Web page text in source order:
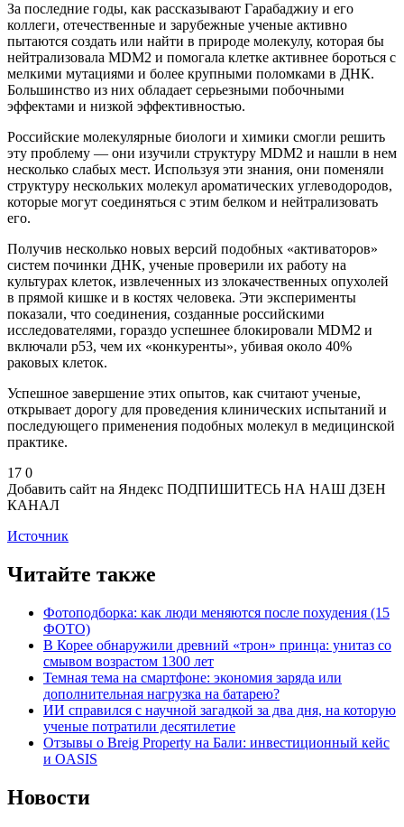
За последние годы, как рассказывают Гарабаджиу и его
коллеги, отечественные и зарубежные ученые активно
пытаются создать или найти в природе молекулу, которая бы
нейтрализовала MDM2 и помогала клетке активнее бороться с
мелкими мутациями и более крупными поломками в ДНК.
Большинство из них обладает серьезными побочными
эффектами и низкой эффективностью.
Российские молекулярные биологи и химики смогли решить
эту проблему — они изучили структуру MDM2 и нашли в нем
несколько слабых мест. Используя эти знания, они поменяли
структуру нескольких молекул ароматических углеводородов,
которые могут соединяться с этим белком и нейтрализовать
его.
Получив несколько новых версий подобных «активаторов»
систем починки ДНК, ученые проверили их работу на
культурах клеток, извлеченных из злокачественных опухолей
в прямой кишке и в костях человека. Эти эксперименты
показали, что соединения, созданные российскими
исследователями, гораздо успешнее блокировали MDM2 и
включали p53, чем их «конкуренты», убивая около 40%
раковых клеток.
Успешное завершение этих опытов, как считают ученые,
открывает дорогу для проведения клинических испытаний и
последующего применения подобных молекул в медицинской
практике.
17 0
Добавить сайт на Яндекс ПОДПИШИТЕСЬ НА НАШ ДЗЕН
КАНАЛ
Источник
Читайте также
Фотоподборка: как люди меняются после похудения (15
ФОТО)
В Корее обнаружили древний «трон» принца: унитаз со
смывом возрастом 1300 лет
Темная тема на смартфоне: экономия заряда или
дополнительная нагрузка на батарею?
ИИ справился с научной загадкой за два дня, на которую
ученые потратили десятилетие
Отзывы о Breig Property на Бали: инвестиционный кейс
и OASIS
Новости